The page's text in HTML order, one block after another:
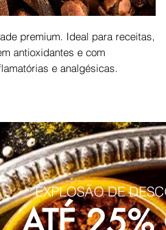
premium. Ideal para receitas,
antioxidantes e com
e analgésicas.
EXPLOSÃO DE